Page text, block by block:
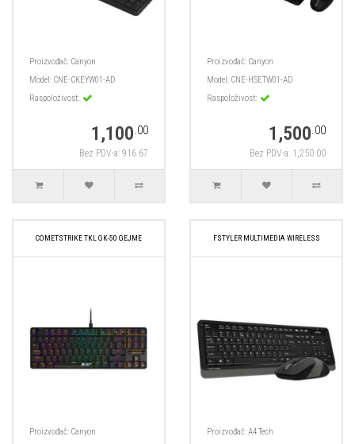
Proizvođač: Canyon
Model: CNE-CKEYW01-AD
Raspoloživost:
1,100.00
Bez PDV-a: 916.67
Proizvođač: Canyon
Model: CNE-HSETW01-AD
Raspoloživost:
1,500.00
Bez PDV-a: 1,250.00
COMETSTRIKE TKL GK-50 GEJME
Proizvođač: Canyon
FSTYLER MULTIMEDIA WIRELESS
Proizvođač:A4 Tech